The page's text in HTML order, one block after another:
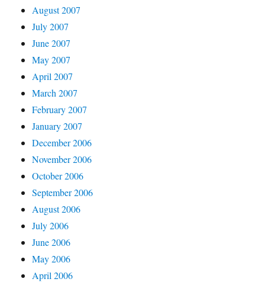
August 2007
July 2007
June 2007
May 2007
April 2007
March 2007
February 2007
January 2007
December 2006
November 2006
October 2006
September 2006
August 2006
July 2006
June 2006
May 2006
April 2006